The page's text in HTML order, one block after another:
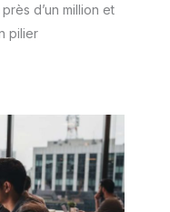
d’un million et
pilier